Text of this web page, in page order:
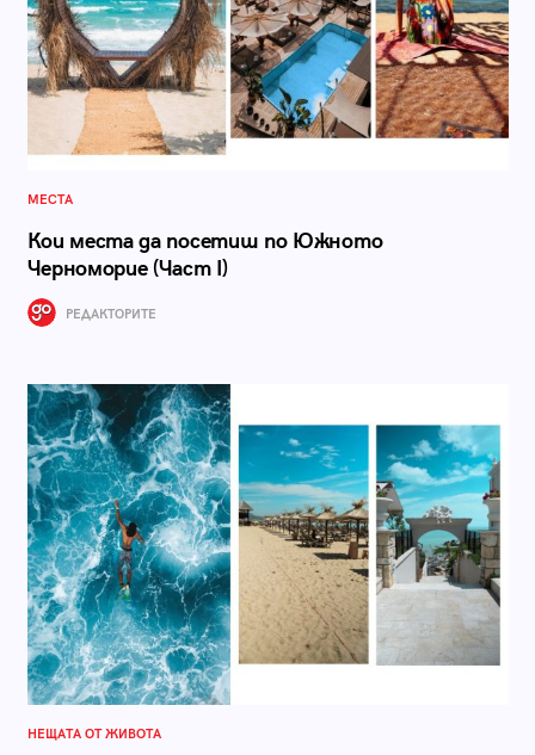
МЕСТА
Кои места да посетиш по Южното
Черноморие (Част I)
РЕДАКТОРИТЕ
НЕЩАТА ОТ ЖИВОТА